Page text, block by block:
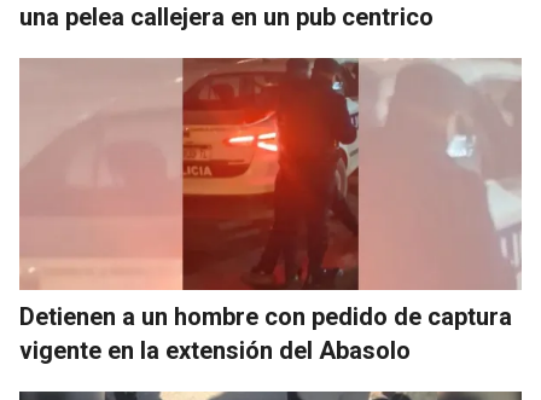
una pelea callejera en un pub centrico
Detienen a un hombre con pedido de captura
vigente en la extensión del Abasolo